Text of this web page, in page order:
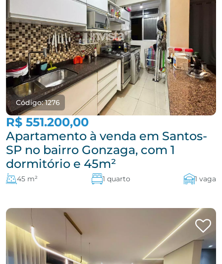
Código: 1276
R$ 551.200,00
Apartamento à venda em Santos-
SP no bairro Gonzaga, com 1
dormitório e 45m²
45 m² 1 quarto 1 vaga